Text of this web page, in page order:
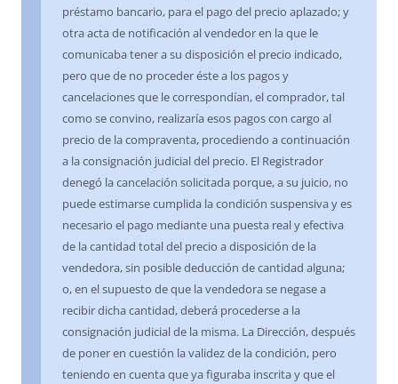
préstamo bancario, para el pago del precio aplazado; y
otra acta de notificación al vendedor en la que le
comunicaba tener a su disposición el precio indicado,
pero que de no proceder éste a los pagos y
cancelaciones que le correspondían, el comprador, tal
como se convino, realizaría esos pagos con cargo al
precio de la compraventa, procediendo a continuación
a la consignación judicial del precio. El Registrador
denegó la cancelación solicitada porque, a su juicio, no
puede estimarse cumplida la condición suspensiva y es
necesario el pago mediante una puesta real y efectiva
de la cantidad total del precio a disposición de la
vendedora, sin posible deducción de cantidad alguna;
o, en el supuesto de que la vendedora se negase a
recibir dicha cantidad, deberá procederse a la
consignación judicial de la misma. La Dirección, después
de poner en cuestión la validez de la condición, pero
teniendo en cuenta que ya figuraba inscrita y que el